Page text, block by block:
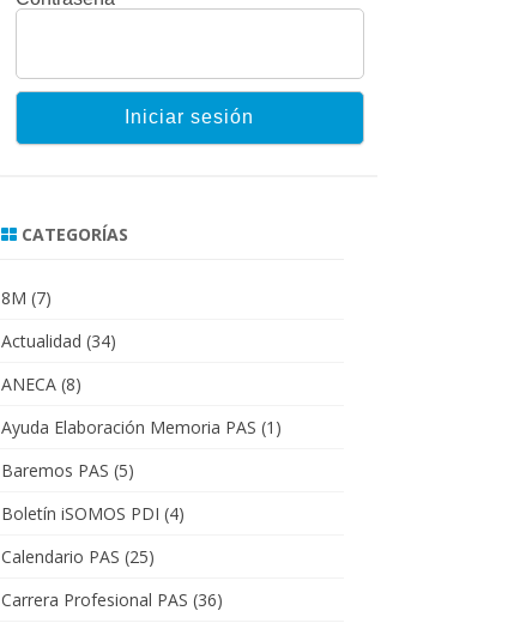
CATEGORÍAS
8M (7)
Actualidad (34)
ANECA(8)
Ayuda Elaboración Memoria PAS (1)
Baremos PAS (5)
Boletín iSOMOS PDI (4)
Calendario PAS (25)
Carrera Profesional PAS (36)